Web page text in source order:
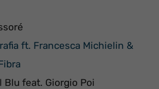
ft. Francesca Michielin &
Blu feat. Giorgio Poi